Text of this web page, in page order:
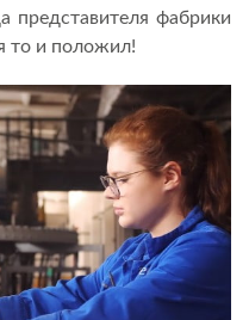
представителя фабрики
то и положил!